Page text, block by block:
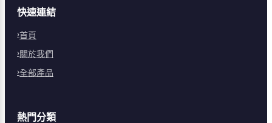
快速連結
首頁
關於我們
全部產品
熱門分類